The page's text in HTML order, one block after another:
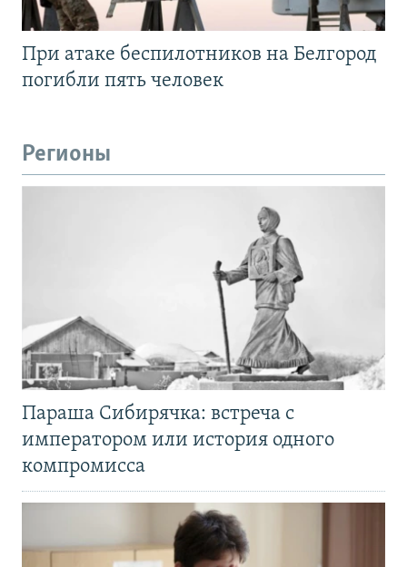
При атаке беспилотников на Белгород
погибли пять человек
Регионы
Параша Сибирячка: встреча с
императором или история одного
компромисса